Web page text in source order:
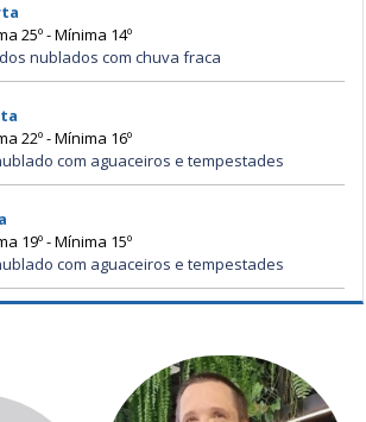
25º - Mínima 14º
nublados com chuva fraca
22º - Mínima 16º
com aguaceiros e tempestades
19º - Mínima 15º
com aguaceiros e tempestades